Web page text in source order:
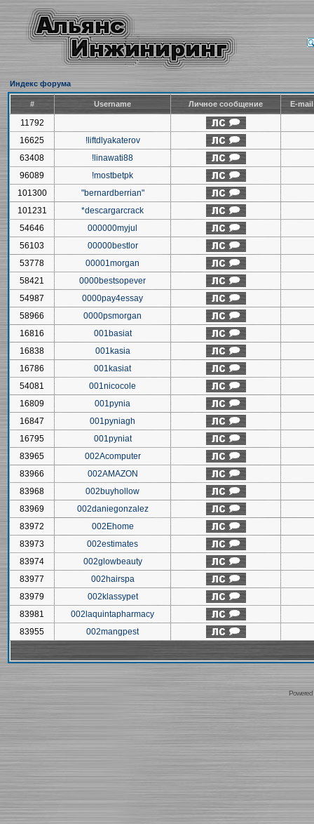
Индекс форума
# Username Личное сообщение E-
11792
16625
!liftdlyakaterov
63408
!linawati88
96089
!mostbetpk
101300
"bernardberrian"
101231
*descargarcrack
54646
000000myjul
56103
00000bestlor
53778
00001morgan
58421
0000bestsopever
54987
0000pay4essay
58966
0000psmorgan
16816
001basiat
16838
001kasia
16786
001kasiat
54081
001nicocole
16809
001pynia
16847
001pyniagh
16795
001pyniat
83965
002Acomputer
83966
002AMAZON
83968
002buyhollow
83969
002daniegonzalez
83972
002Ehome
83973
002estimates
83974
002glowbeauty
83977
002hairspa
83979
002klassypet
83981
002laquintapharmacy
83955
002mangpest